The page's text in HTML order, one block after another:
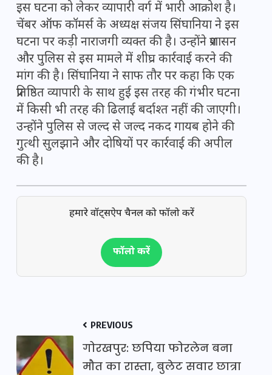
इस घटना को लेकर व्यापारी वर्ग में भारी आक्रोश है।
चेंबर ऑफ कॉमर्स के अध्यक्ष संजय सिंघानिया ने इस
घटना पर कड़ी नाराजगी व्यक्त की है। उन्होंने प्रशासन
और पुलिस से इस मामले में शीघ्र कार्रवाई करने की
मांग की है। सिंघानिया ने साफ तौर पर कहा कि एक
प्रतिष्ठित व्यापारी के साथ हुई इस तरह की गंभीर घटना
में किसी भी तरह की ढिलाई बर्दाश्त नहीं की जाएगी।
उन्होंने पुलिस से जल्द से जल्द नकद गायब होने की
गुत्थी सुलझाने और दोषियों पर कार्रवाई की अपील
की है।
हमारे वॉट्सऐप चैनल को फॉलो करें
फॉलो करें
PREVIOUS
गोरखपुर: छपिया फोरलेन बना
मौत का रास्ता, बुलेट सवार छात्रा